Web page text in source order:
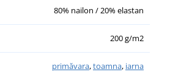
80% nailon / 20% elastan
200 g/m2
primăvara,toamna, iarna